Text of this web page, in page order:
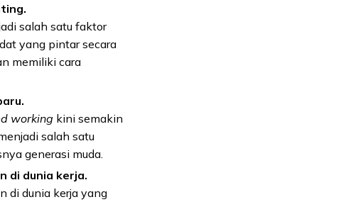
salah satu faktor
yang pintar secara
memiliki cara
working kini semakin
salah satu
generasi muda.
di dunia kerja.
di dunia kerja yang